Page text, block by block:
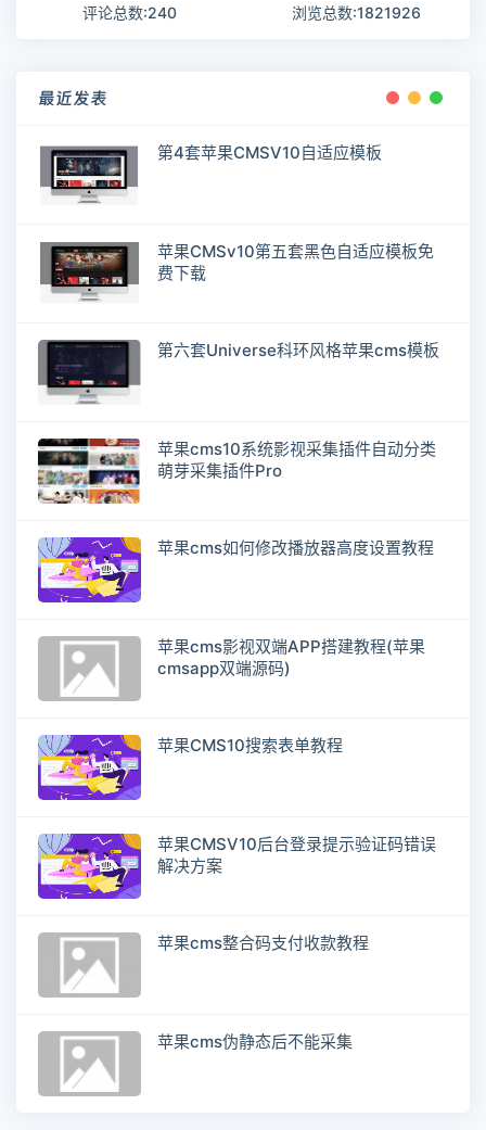
评论总数:240 浏览总数:1821926
最近发表
第4套苹果CMSV10自适应模板
苹果CMSv10第五套黑色自适应模板免
费下载
第六套Universe科环风格苹果cms模板
苹果cms10系统影视采集插件自动分类
萌芽采集插件Pro
苹果cms如何修改播放器高度设置教程
苹果cms影视双端APP搭建教程(苹果
cmsapp双端源码)
苹果CMS10搜索表单教程
苹果CMSV10后台登录提示验证码错误
解决方案
苹果cms整合码支付收款教程
苹果cms伪静态后不能采集